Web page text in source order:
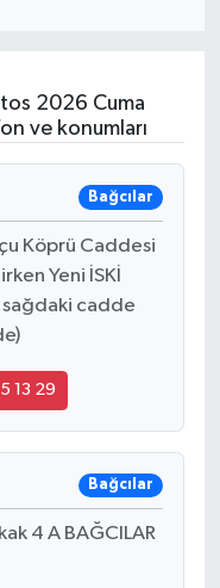
2026 Cuma
ve konumları
Bağcılar
Köprü Caddesi
Yeni İSKİ
sağdaki cadde
13 29
Bağcılar
4 A BAĞCILAR